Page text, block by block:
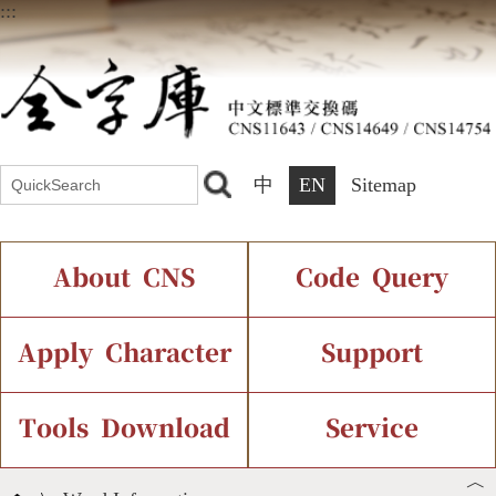
:::
中 EN Sitemap
About CNS
Introduction Current Status
Chinese Code Status
Code Query
IDS Query
Components Query
Apply Character
Application Process
Support
Font Instant Display
Tools Download Service
︿